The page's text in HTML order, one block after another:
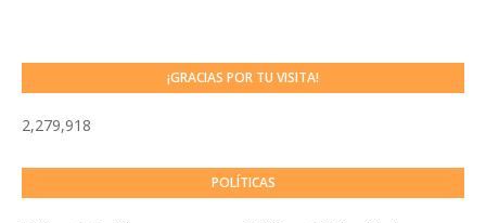
¡GRACIAS POR TU VISITA!
2,279,918
POLÍTICAS